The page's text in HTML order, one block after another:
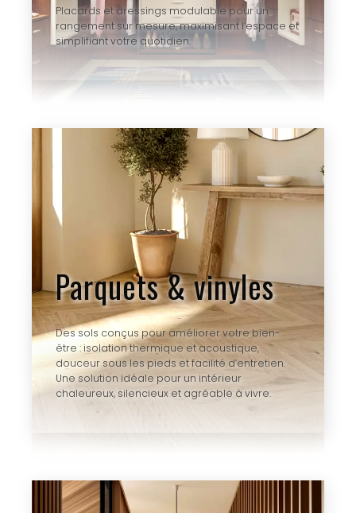
Placards et dressings modulable pour un
rangement sur mesure, maximisant l’espace et
simplifiant votre quotidien.
Parquets & vinyles
Des sols conçus pour améliorer votre bien-
être : isolation thermique et acoustique,
douceur sous les pieds et facilité d’entretien.
Une solution idéale pour un intérieur
chaleureux, silencieux et agréable à vivre.